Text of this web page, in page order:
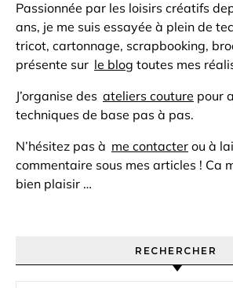
Passionnée par les loisirs créatifs
ans, je me suis essayée à plein de
tricot, cartonnage, scrapbooking,
présente sur le blog toutes mes
J’organise des ateliers couture pour
techniques de base pas à pas.
N’hésitez pas à me contacter ou à
commentaire sous mes articles ! Ca
bien plaisir …
RECHERCHER